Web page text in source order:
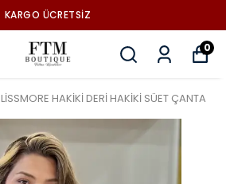
KARGO ÜCRETSİZ
0
LİSSMORE HAKİKİ DERİ HAKİKİ SÜET ÇANTA